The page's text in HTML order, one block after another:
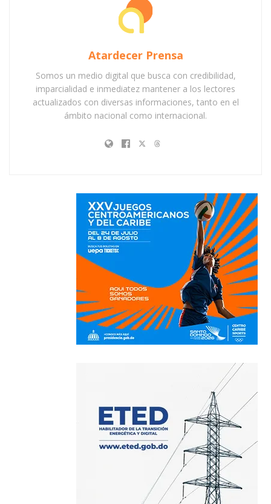
Atardecer Prensa
Somos un medio digital que busca con credibilidad,
imparcialidad e inmediatez mantener a los lectores
actualizados con diversas informaciones, tanto en el
ámbito nacional como internacional.